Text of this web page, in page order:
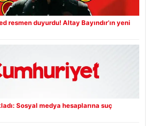
resmen duyurdu! Altay Bayındır’ın yeni
Sosyal medya hesaplarına suç